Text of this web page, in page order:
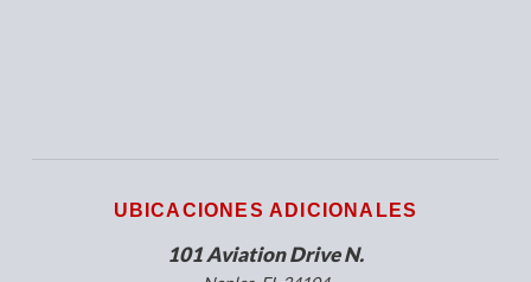
UBICACIONES ADICIONALES
101 Aviation Drive N.